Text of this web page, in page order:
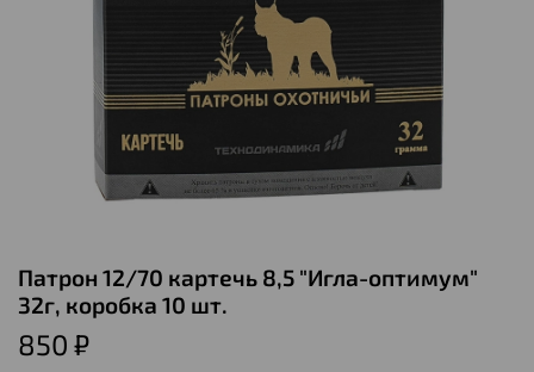
Патрон 12/70 картечь 8,5 "Игла-оптимум"
32г, коробка 10 шт.
850 ₽